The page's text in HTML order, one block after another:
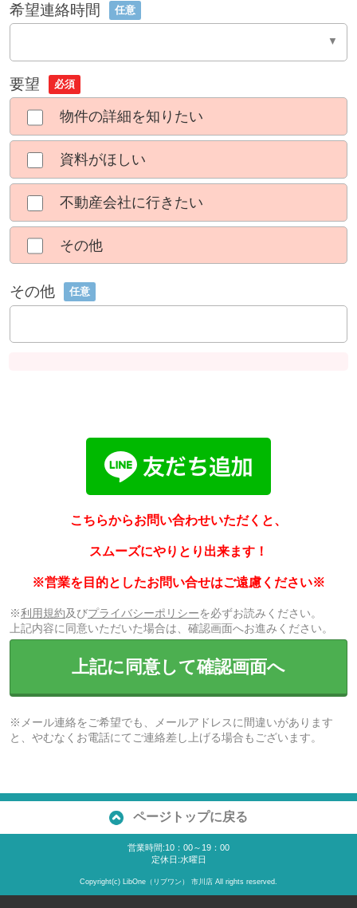
希望連絡時間 任意
要望 必須
物件の詳細を知りたい
資料がほしい
不動産会社に行きたい
その他
その他 任意
こちらからお問い合わせいただくと、
スムーズにやりとり出来ます！
※営業を目的としたお問い合せはご遠慮ください※
※利用規約及びプライバシーポリシーを必ずお読みください。
上記内容に同意いただいた場合は、確認画面へお進みください。
上記に同意して確認画面へ
※メール連絡をご希望でも、メールアドレスに間違いがあります
と、やむなくお電話にてご連絡差し上げる場合もございます。
ページトップに戻る
営業時間:10：00～19：00
定休日:水曜日
Copyright(c) LibOne（リブワン） 市川店 All rights reserved.